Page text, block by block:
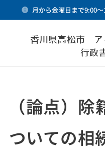
月から金曜日まで9:00
香川県高松市 ア
行政
（論点）
ついての相